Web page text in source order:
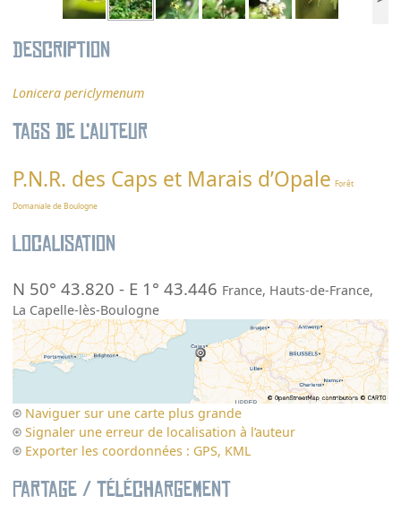
Description
Lonicera periclymenum
Tags de l’auteur
P.N.R. des Caps et Marais d’Opale Forêt
Domaniale de Boulogne
Localisation
N 50° 43.820 - E 1° 43.446 France, Hauts-de-France,
La Capelle-lès-Boulogne
Naviguer sur une carte plus grande
Signaler une erreur de localisation à l’auteur
Exporter les coordonnées : GPS, KML
Partage / Téléchargement